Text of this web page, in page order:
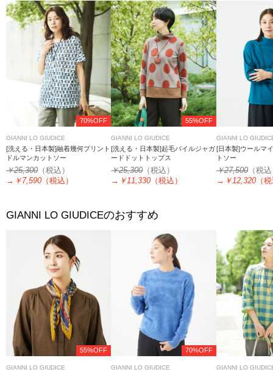
70%OFF
GIANNI LO GIUDICE
[洗える・日本製]融着幾何プリント
ドルマンカットソー
￥25,300 （税込）
→ ￥7,590 （税込）
55%OFF
GIANNI LO GIUDICE
[洗える・日本製]起毛パイルジャガ
ードドットトップス
￥25,300（税込）
→ ￥11,330 （税込）
GIANNI LO
[日本製]ウールマ
トソー
￥27,500（税
→ ￥12,320（
GIANNI LO GIUDICEのおすすめ
55%OFF
GIANNI LO GIUDICE
70%OFF
GIANNI LO GIUDICE GIANNI LO